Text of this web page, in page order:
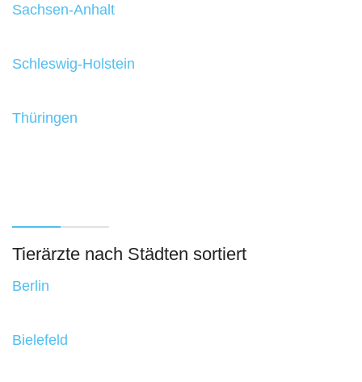
Sachsen-Anhalt
Schleswig-Holstein
Thüringen
Tierärzte nach Städten sortiert
Berlin
Bielefeld